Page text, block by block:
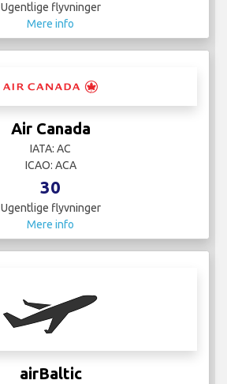
Ugentlige flyvninger
Mere info
Air Canada
IATA: AC
ICAO: ACA
30
Ugentlige flyvninger
Mere info
airBaltic